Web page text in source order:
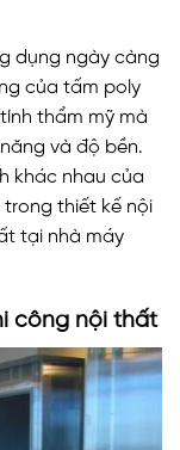
dụng ngày càng
của tấm poly
thẩm mỹ mà
và độ bền.
khác nhau của
thiết kế nội
tại nhà máy
công nội thất